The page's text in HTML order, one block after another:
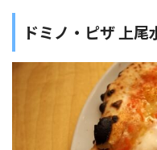
ドミノ・ピザ 上尾